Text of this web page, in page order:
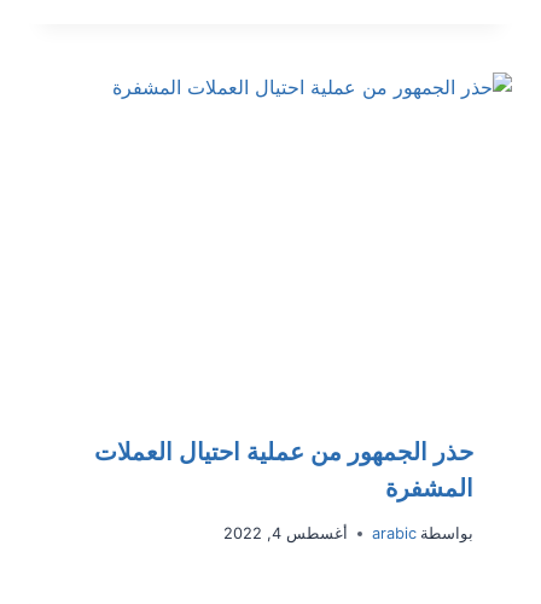
حذر الجمهور من عملية احتيال العملات
المشفرة
بواسطة arabic أغسطس 4, 2022